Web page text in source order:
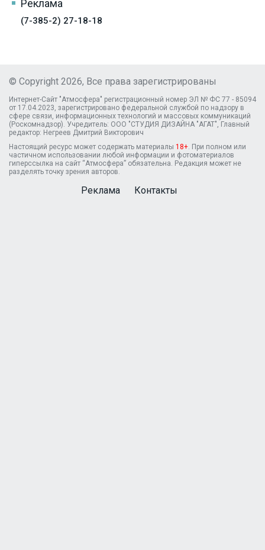
Реклама
(7-385-2) 27-18-18
© Copyright 2026, Все права зарегистрированы
Интернет-Сайт "Атмосфера" регистрационный номер ЭЛ № ФС 77 - 85094
от 17.04.2023, зарегистрировано федеральной службой по надзору в
сфере связи, информационных технологий и массовых коммуникаций
(Роскомнадзор). Учредитель: ООО "СТУДИЯ ДИЗАЙНА "АГАТ", Главный
редактор: Негреев Дмитрий Викторович
Настоящий ресурс может содержать материалы 18+. При полном или
частичном использовании любой информации и фотоматериалов
гиперссылка на сайт “Атмосфера” обязательна. Редакция может не
разделять точку зрения авторов.
Реклама Контакты